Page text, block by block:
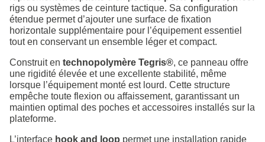
rigs ou systèmes de ceinture tactique. Sa configuration
étendue permet d’ajouter une surface de fixation
horizontale supplémentaire pour l’équipement essentiel
tout en conservant un ensemble léger et compact.
Construit en technopolymère Tegris®, ce panneau offre
une rigidité élevée et une excellente stabilité, même
lorsque l’équipement monté est lourd. Cette structure
empêche toute flexion ou affaissement, garantissant un
maintien optimal des poches et accessoires installés sur la
plateforme.
L’interface hook and loop permet une installation rapide